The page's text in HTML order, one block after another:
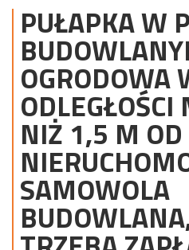
PUŁAPKA W
OGRODOWA
ODLEGŁOŚCI
NIŻ 1,5 M OD
SAMOWOLA